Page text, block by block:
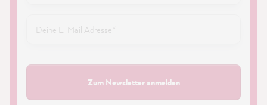
Zum Newsletter anmelden